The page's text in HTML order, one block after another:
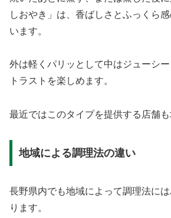
しおやき」は、香ばしさとふっくら
います。
外は軽くパリッとして中はジューシ
トラストを楽しめます。
最近ではこのタイプを提供する店舗も
地域による調理法の違い
長野県内でも地域によって調理法に
ります。